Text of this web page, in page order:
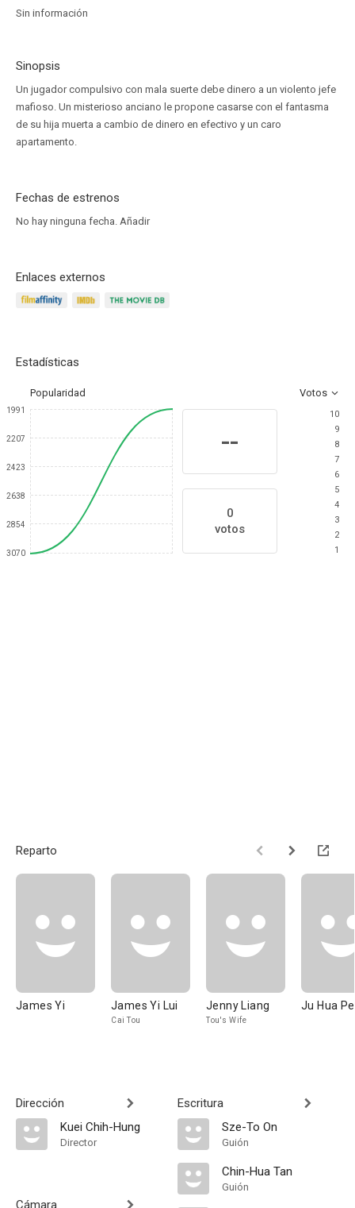
Sin información
Sinopsis
Un jugador compulsivo con mala suerte debe dinero a un violento jefe
mafioso. Un misterioso anciano le propone casarse con el fantasma
de su hija muerta a cambio de dinero en efectivo y un caro
apartamento.
Fechas de estrenos
No hay ninguna fecha. Añadir
Enlaces externos
Estadísticas
Popularidad Votos
1991
2207
2423
2638
2854
3070
--
0
votos
10
9
8
7
6
5
4
3
2
1
Reparto
James Yi James Yi Lui
Cai Tou
Jenny Liang
Tou's Wife
Ju Hua
Dirección
Kuei Chih-Hung
Director
Cámara
Escritura
Sze-To On
Guión
Chin-Hua Tan
Guión